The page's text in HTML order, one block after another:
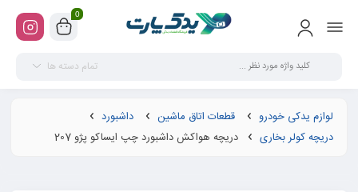
0
تمام دسته ها
لوازم یدکی خودرو قطعات اتاق ماشین
داشبورد
دریچه کولر بخاری
دریچه هواکش داشبورد چپ ایساکو پژو 207